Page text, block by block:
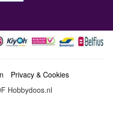
Privacy & Cookies
Hobbydoos.nl